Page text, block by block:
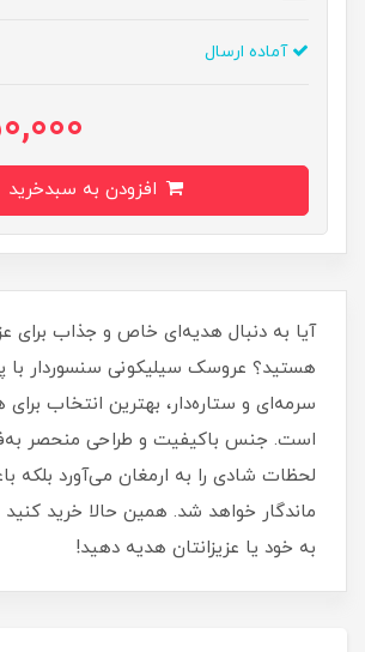
آماده ارسال
آیا به دنبال هدیه‌ای خاص و جذاب برای
هستید؟ عروسک سیلیکونی سنسوردار با
سرمه‌ای و ستاره‌دار، بهترین انتخاب
است. جنس باکیفیت و طراحی منحصر
لحظات شادی را به ارمغان می‌آورد بلکه
ماندگار خواهد شد. همین حالا خرید کنید
به خود یا عزیزانتان هدیه دهید!